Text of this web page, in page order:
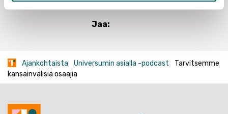
Jaa:
Ajankohtaista Universumin asialla -podcast
Tarvitsemme
kansainvälisiä osaajia